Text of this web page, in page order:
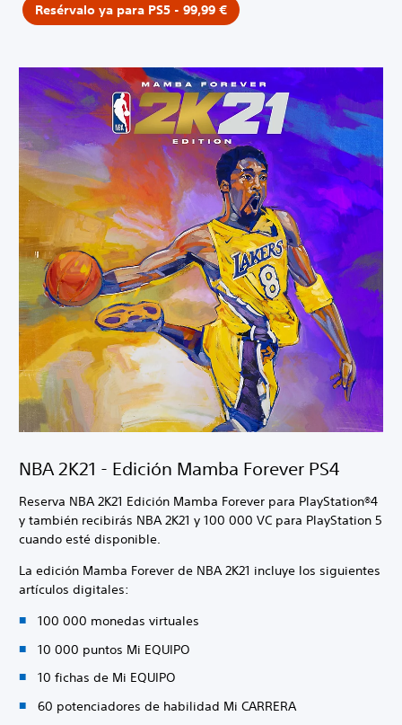
Resérvalo ya para PS5 - 99,99 €
NBA 2K21 - Edición Mamba Forever PS4
Reserva NBA 2K21 Edición Mamba Forever para PlayStation®4
y también recibirás NBA 2K21 y 100 000 VC para PlayStation 5
cuando esté disponible.
La edición Mamba Forever de NBA 2K21 incluye los siguientes
artículos digitales:
100 000 monedas virtuales
10 000 puntos Mi EQUIPO
10 fichas de Mi EQUIPO
60 potenciadores de habilidad Mi CARRERA